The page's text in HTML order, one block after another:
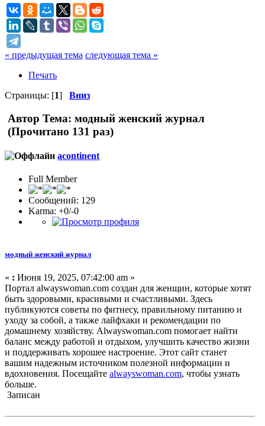
« предыдущая тема следующая тема »
Печать
Страницы: [1] Вниз
Автор Тема: модный женский журнал
(Прочитано 131 раз)
acontinent
Full Member
Сообщений: 129
Karma: +0/-0
модный женский журнал
« : Июня 19, 2025, 07:42:00 am »
Портал alwayswoman.com создан для женщин, которые хотят
быть здоровыми, красивыми и счастливыми. Здесь
публикуются советы по фитнесу, правильному питанию и
уходу за собой, а также лайфхаки и рекомендации по
домашнему хозяйству. Alwayswoman.com помогает найти
баланс между работой и отдыхом, улучшить качество жизни
и поддерживать хорошее настроение. Этот сайт станет
вашим надежным источником полезной информации и
вдохновения. Посещайте alwayswoman.com, чтобы узнать
больше.
Записан